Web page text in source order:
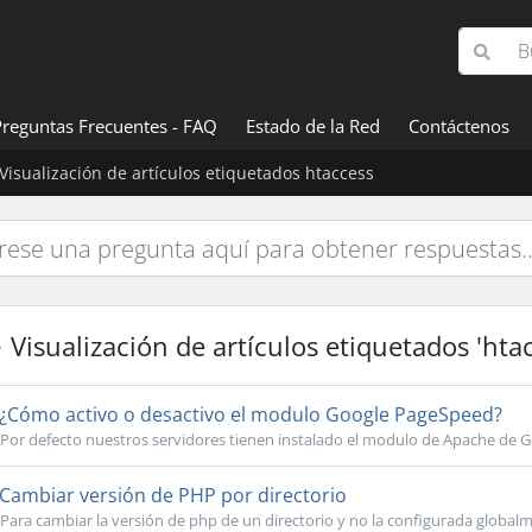
Frecuentes - FAQ Estado de la Red Contáctenos
Visualización de artículos etiquetados htaccess
Visualización de artículos etiquetados
activo o desactivo el modulo Google PageSpeed?
Por defecto nuestros servidores tienen instalado el modulo de Apache de
versión de PHP por directorio
Para cambiar la versión de php de un directorio y no la configurada